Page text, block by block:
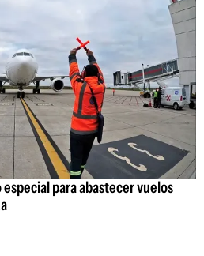
para abastecer vuelos